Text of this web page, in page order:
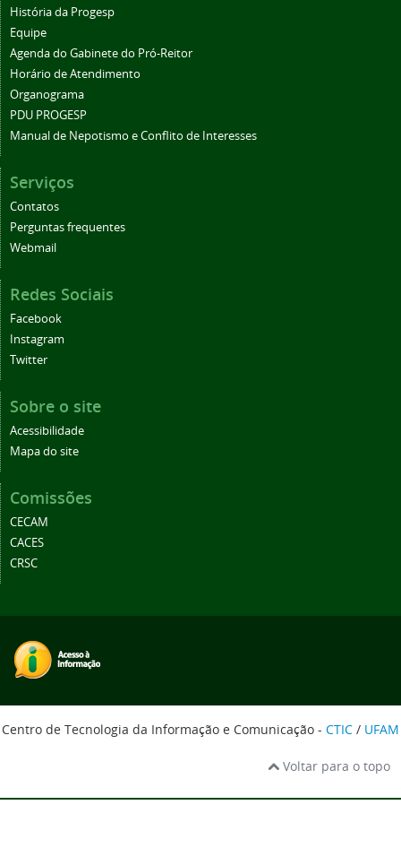
História da Progesp
Equipe
Agenda do Gabinete do Pró-Reitor
Horário de Atendimento
Organograma
PDU PROGESP
Manual de Nepotismo e Conflito de Interesses
Serviços
Contatos
Perguntas frequentes
Webmail
Redes Sociais
Facebook
Instagram
Twitter
Sobre o site
Acessibilidade
Mapa do site
Comissões
CECAM
CACES
CRSC
Centro de Tecnologia da Informação e Comunicação - CTIC / UFAM
Voltar para o topo